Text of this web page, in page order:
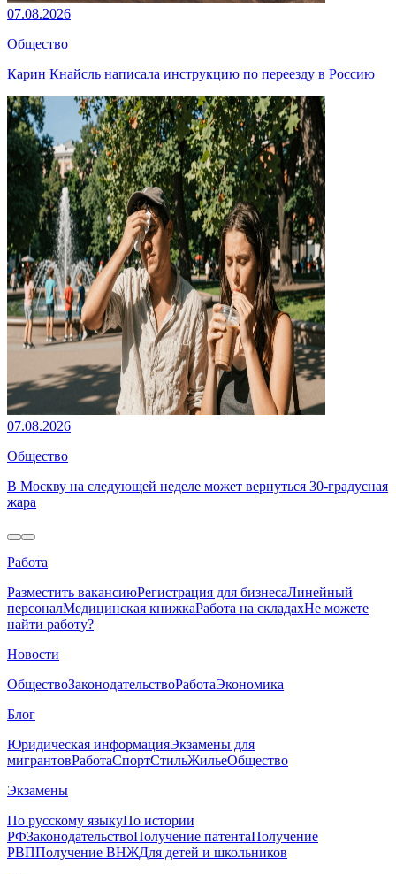
07.08.2026
Общество
Карин Кнайсль написала инструкцию по переезду в Россию
07.08.2026
Общество
В Москву на следующей неделе может вернуться 30-градусная
жара
Работа
Разместить вакансиюРегистрация для бизнесаЛинейный
персоналМедицинская книжкаРабота на складахНе можете
найти работу?
Новости
ОбществоЗаконодательствоРаботаЭкономика
Блог
Юридическая информацияЭкзамены для
мигрантовРаботаСпортСтильЖильеОбщество
Экзамены
По русскому языкуПо истории
РФЗаконодательствоПолучение патентаПолучение
РВППолучение ВНЖДля детей и школьников